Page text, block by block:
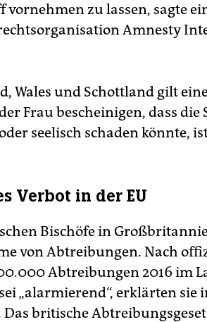
vornehmen zu lassen, sagte
Amnesty
Wales und Schottland gilt
Frau bescheinigen, dass
seelisch schaden könnte,
Verbot in der EU
Bischöfe in
von Abtreibungen. Nach
Abtreibungen 2016 im
„alarmierend“, erklärten sie
britische